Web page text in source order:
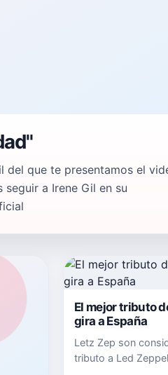
del que te presentamos el
a Irene Gil en su
El mejor tributo
gira a España
Letz Zep son
tributo a Led